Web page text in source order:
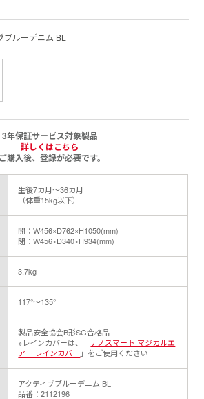
ブルーデニム BL
3年保証サービス対象製品
詳しくはこちら
購入後、登録が必要です。
生後7カ月～36カ月
（体重15kg以下）
開：W456×D762×H1050(mm)
閉：W456×D340×H934(mm)
3.7kg
117°～135°
製品安全協会B形SG合格品
※レインカバーは、「ナノスマート マジカルエ
アー レインカバー 」をご使用ください
アクティヴブルーデニム BL
品番：2112196